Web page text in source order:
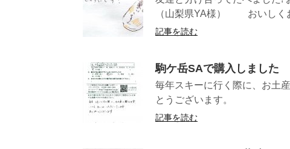
（山梨県YA様） おいしく
記事を読む
駒ケ岳SAで購入しました
毎年スキーに行く際に、お土
とうござ
記事を読む